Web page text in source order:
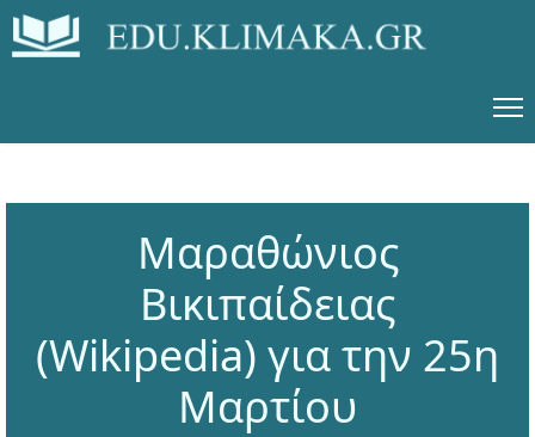
Μαραθώνιος
Βικιπαίδειας
(Wikipedia) για την 25η
Μαρτίου